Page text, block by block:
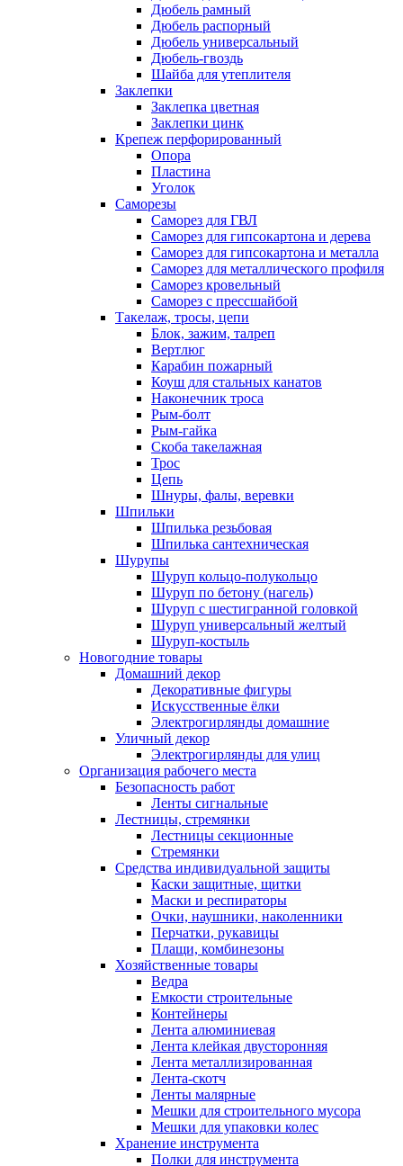
Дюбель рамный
Дюбель распорный
Дюбель универсальный
Дюбель-гвоздь
Шайба для утеплителя
Заклепки
Заклепка цветная
Заклепки цинк
Крепеж перфорированный
Опора
Пластина
Уголок
Саморезы
Саморез для ГВЛ
Саморез для гипсокартона и дерева
Саморез для гипсокартона и металла
Саморез для металлического профиля
Саморез кровельный
Саморез с прессшайбой
Такелаж, тросы, цепи
Блок, зажим, талреп
Вертлюг
Карабин пожарный
Коуш для стальных канатов
Наконечник троса
Рым-болт
Рым-гайка
Скоба такелажная
Трос
Цепь
Шнуры, фалы, веревки
Шпильки
Шпилька резьбовая
Шпилька сантехническая
Шурупы
Шуруп кольцо-полукольцо
Шуруп по бетону (нагель)
Шуруп с шестигранной головкой
Шуруп универсальный желтый
Шуруп-костыль
Новогодние товары
Домашний декор
Декоративные фигуры
Искусственные ёлки
Электрогирлянды домашние
Уличный декор
Электрогирлянды для улиц
Организация рабочего места
Безопасность работ
Ленты сигнальные
Лестницы, стремянки
Лестницы секционные
Стремянки
Средства индивидуальной защиты
Каски защитные, щитки
Маски и респираторы
Очки, наушники, наколенники
Перчатки, рукавицы
Плащи, комбинезоны
Хозяйственные товары
Ведра
Емкости строительные
Контейнеры
Лента алюминиевая
Лента клейкая двусторонняя
Лента металлизированная
Лента-скотч
Ленты малярные
Мешки для строительного мусора
Мешки для упаковки колес
Хранение инструмента
Полки для инструмента